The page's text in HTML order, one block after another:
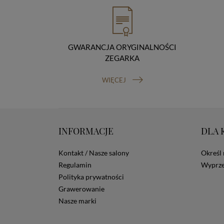
GWARANCJA ORYGINALNOŚCI
ZEGARKA
WIĘCEJ
INFORMACJE
Kontakt / Nasze salony
Regulamin
Polityka prywatności
Grawerowanie
Nasze marki
DLA
Określ